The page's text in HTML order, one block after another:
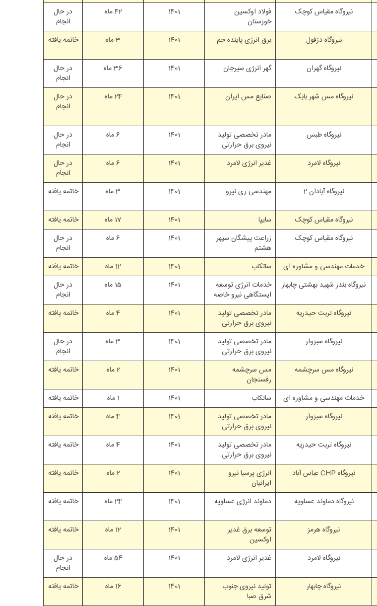
نیروگاه مقیاس کوچک
فولاد اوکسین
خوزستان
1401 42 ماه
در حال
انجام
نیروگاه دزفول برق انرژی پاینده جم 1401 3 ماه خاتمه یافته
نیروگاه گهران گهر انرژی سیرجان 1401 36 ماه
در حال
انجام
نیروگاه مس شهر بابک صنایع مس ایران 1401 24 ماه
در حال
انجام
نیروگاه طبس
مادر تخصصی تولید
نیروی برق حرارتی
1401 6 ماه
در حال
انجام
نیروگاه لامرد غدیر انرژی لامرد 1401 6 ماه
در حال
انجام
نیروگاه آبادان 2 مهندسی ری نیرو 1401 3 ماه خاتمه یافته
نیروگاه مقیاس کوچک سایپا 1401 17 ماه
خاتمه یافته
نیروگاه مقیاس کوچک
زراعت پیشگان سپهر
هشتم
1401 6 ماه
در حال
انجام
خدمات مهندسی و مشاوره ای ساتکاب 1401 12 ماه
خاتمه یافته
نیروگاه بندر شهید بهشتی چابهار
خدمات انرژی توسعه
ایستگاهی نیرو خاصه
1401 15 ماه
در حال
انجام
نیروگاه تربت حیدریه
مادر تخصصی تولید
نیروی برق حرارتی
1401 4 ماه خاتمه یافته
نیروگاه سبزوار
مادر تخصصی تولید
نیروی برق حرارتی
1401 3 ماه
در حال
انجام
نیروگاه مس سرچشمه
مس سرچشمه
رفسنجان
1401 2 ماه خاتمه یافته
خدمات مهندسی و مشاوره ای ساتکاب 1401 1 ماه
خاتمه یافته
نیروگاه سبزوار
مادر تخصصی تولید
نیروی برق حرارتی
1401 4 ماه خاتمه یافته
نیروگاه تربت حیدریه
مادر تخصصی تولید
نیروی برق حرارتی
1401 4 ماه خاتمه یافته
نیروگاه CHP عباس آباد
انرژی پرسیا نیرو
ایرانیان
1401 2 ماه خاتمه یافته
نیروگاه دماوند عسلویه دماوند انرژی عسلویه 1401 24 ماه خاتمه یافته
نیروگاه هرمز
توسعه برق غدیر
اوکسین
1401 12 ماه خاتمه یافته
نیروگاه لامرد غدیر انرژی لامرد 1401 54 ماه
در حال
انجام
نیروگاه چابهار
تولید نیروی جنوب
شرق صبا
1401 16 ماه خاتمه یافته